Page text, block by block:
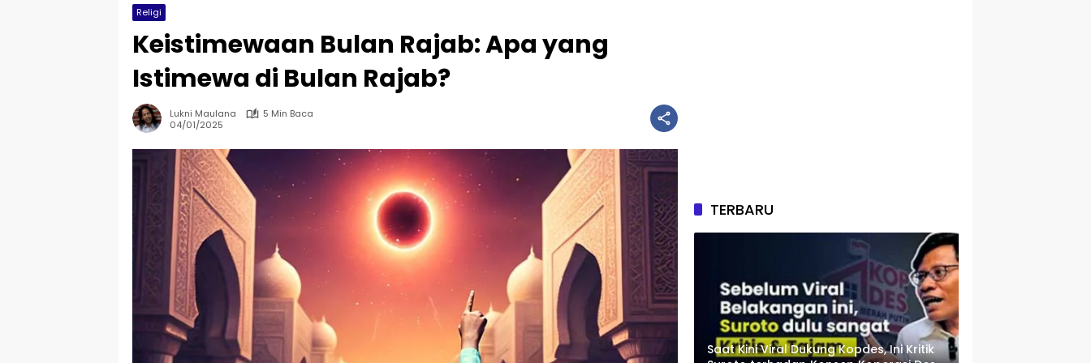
Religi
Keistimewaan Bulan Rajab: Apa yang
Istimewa di Bulan Rajab?
Lukni Maulana
5 Min Baca
04/01/2025
TERBARU
Saat Kini Viral Dukung Kopdes, Ini Kritik